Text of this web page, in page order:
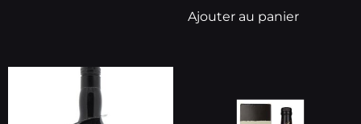
Ajouter au panier